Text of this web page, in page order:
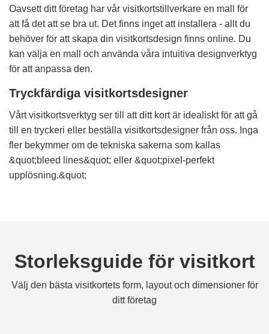
Oavsett ditt företag har vår visitkortstillverkare en mall för
att få det att se bra ut. Det finns inget att installera - allt du
behöver för att skapa din visitkortsdesign finns online. Du
kan välja en mall och använda våra intuitiva designverktyg
för att anpassa den.
Tryckfärdiga visitkortsdesigner
Vårt visitkortsverktyg ser till att ditt kort är idealiskt för att gå
till en tryckeri eller beställa visitkortsdesigner från oss. Inga
fler bekymmer om de tekniska sakerna som kallas
&quot;bleed lines&quot; eller &quot;pixel-perfekt
upplösning.&quot;
Storleksguide för visitkort
Välj den bästa visitkortets form, layout och dimensioner för
ditt företag